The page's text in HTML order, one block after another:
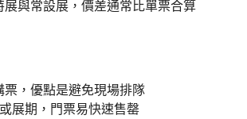
與常設展，價差通常比單票合算
，優點是避免現場排隊
展期，門票易快速售罄